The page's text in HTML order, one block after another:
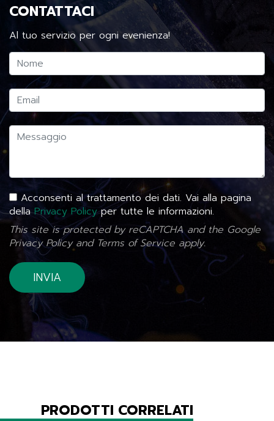
CONTATTACI
Al tuo servizio per ogni evenienza!
Acconsenti al trattamento dei dati. Vai alla pagina
dellaPrivacy Policyper tutte le informazioni.
This site is protected by reCAPTCHA and the Google
Privacy Policyand Terms of Service apply.
PRODOTTI CORRELATI